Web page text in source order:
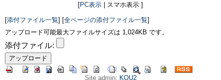
[PC表示 | スマホ表示 ]
[添付ファイル一覧] [全ページの添付ファイル一覧]
アップロード可能最大ファイルサイズは 1,024KB です。
添付ファイル:
Site admin: KOU2